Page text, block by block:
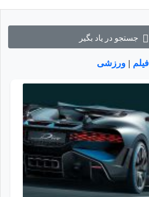
جستجو در یاد بگیر
فیلم | ورزشی